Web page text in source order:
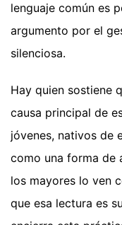
lenguaje común es
argumento por el
silenciosa.
Hay quien sostiene
causa principal de
jóvenes, nativos de
como una forma de
los mayores lo ven
que esa lectura es